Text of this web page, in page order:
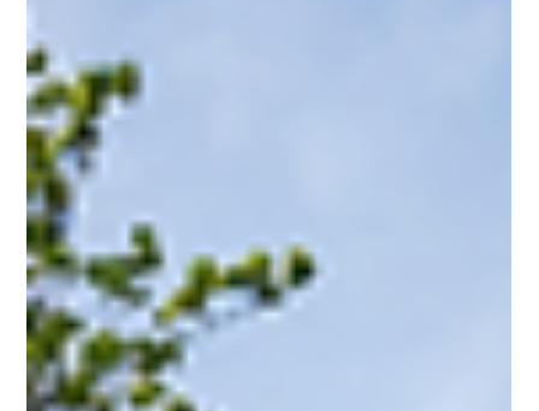
Aktive Bewirtschaftung inkl. Mieterbetreuung und
Koordination mit Eigentümern und Dienstleistern Erstellung
und Kontrolle von Budgets sowie Sicherstellung der
Einhaltung Steuerung von Unterhalts- und
Instandhaltungsmassnahmen Koordination und
Überwachung externer Facility-Management-Partner
Durchführung von Objektbegehungen inkl.
Zustandsanalysen und Berichterstattung Unterstützung bei
Mieterwechseln (Abnahmen, Überga